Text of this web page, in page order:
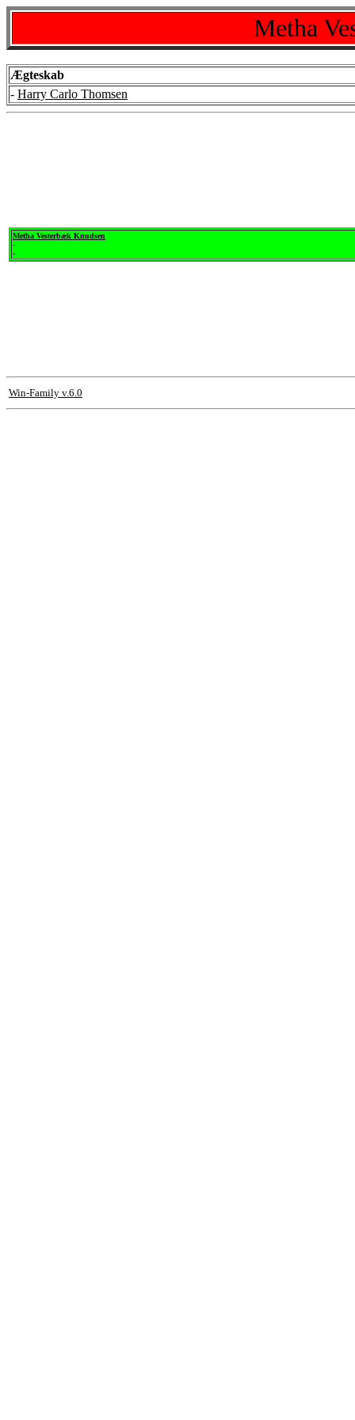
Metha
Ægteskab
- Harry Carlo Thomsen
Metha Vesterbæk Knudsen
-
-
Win-Family v.6.0